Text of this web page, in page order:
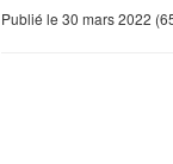
Publié le 30 mars 2022